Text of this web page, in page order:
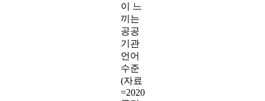
이 느
끼는
공공
기관
언어
수준
(자료
=2020